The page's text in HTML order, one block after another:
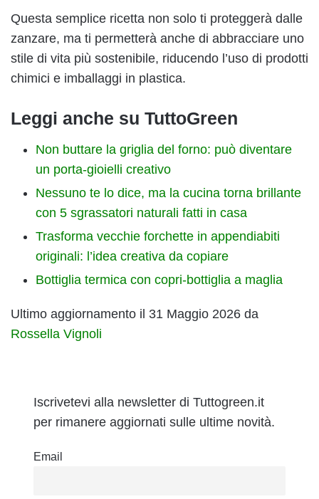
Questa semplice ricetta non solo ti proteggerà dalle
zanzare, ma ti permetterà anche di abbracciare uno
stile di vita più sostenibile, riducendo l’uso di prodotti
chimici e imballaggi in plastica.
Leggi anche su TuttoGreen
Non buttare la griglia del forno: può diventare
un porta-gioielli creativo
Nessuno te lo dice, ma la cucina torna brillante
con 5 sgrassatori naturali fatti in casa
Trasforma vecchie forchette in appendiabiti
originali: l’idea creativa da copiare
Bottiglia termica con copri-bottiglia a maglia
Ultimo aggiornamento il 31 Maggio 2026 da
Rossella Vignoli
Iscrivetevi alla newsletter di Tuttogreen.it
per rimanere aggiornati sulle ultime novità.
Email